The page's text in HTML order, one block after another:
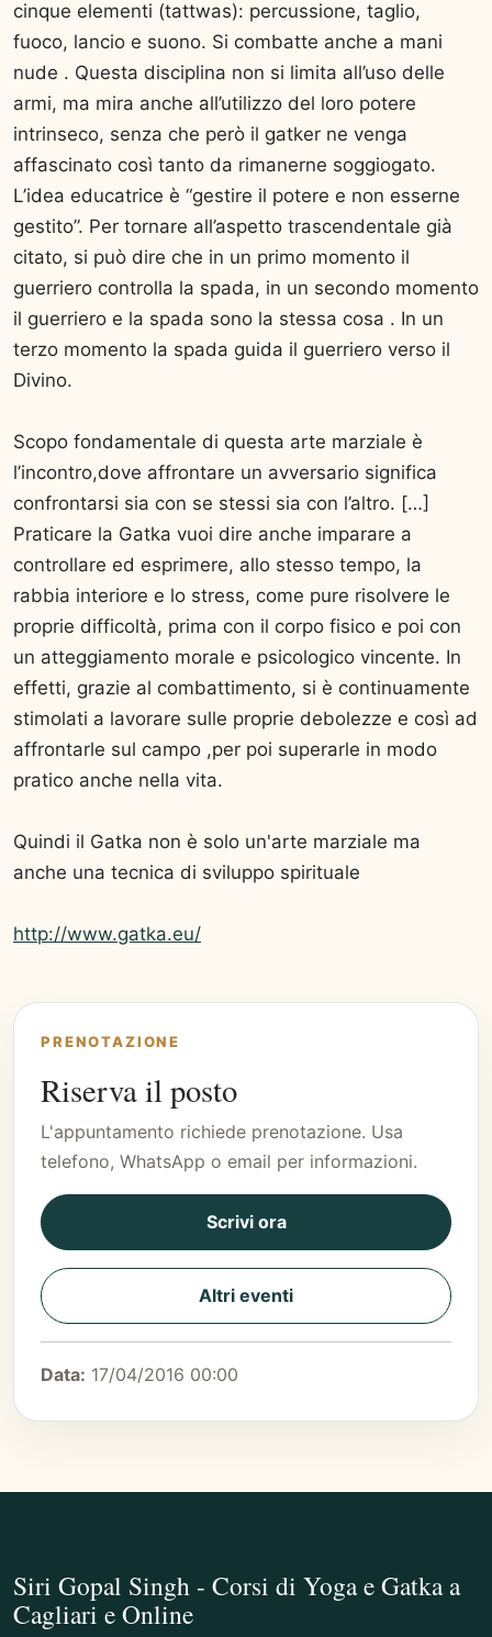
cinque elementi (tattwas): percussione, taglio,
fuoco, lancio e suono. Si combatte anche a mani
nude . Questa disciplina non si limita all’uso delle
armi, ma mira anche all’utilizzo del loro potere
intrinseco, senza che però il gatker ne venga
affascinato così tanto da rimanerne soggiogato.
L’idea educatrice è “gestire il potere e non esserne
gestito”. Per tornare all’aspetto trascendentale già
citato, si può dire che in un primo momento il
guerriero controlla la spada, in un secondo momento
il guerriero e la spada sono la stessa cosa . In un
terzo momento la spada guida il guerriero verso il
Divino.
Scopo fondamentale di questa arte marziale è
l’incontro,dove affrontare un avversario significa
confrontarsi sia con se stessi sia con l’altro. […]
Praticare la Gatka vuoi dire anche imparare a
controllare ed esprimere, allo stesso tempo, la
rabbia interiore e lo stress, come pure risolvere le
proprie difficoltà, prima con il corpo fisico e poi con
un atteggiamento morale e psicologico vincente. In
effetti, grazie al combattimento, si è continuamente
stimolati a lavorare sulle proprie debolezze e così ad
affrontarle sul campo ,per poi superarle in modo
pratico anche nella vita.
Quindi il Gatka non è solo un'arte marziale ma
anche una tecnica di sviluppo spirituale
http://www.gatka.eu/
PRENOTAZIONE
Riserva il posto
L'appuntamento richiede prenotazione. Usa
telefono, WhatsApp o email per informazioni.
Scrivi ora
Altri eventi
Data: 17/04/2016 00:00
Siri Gopal Singh - Corsi di Yoga e Gatka a
Cagliari e Online